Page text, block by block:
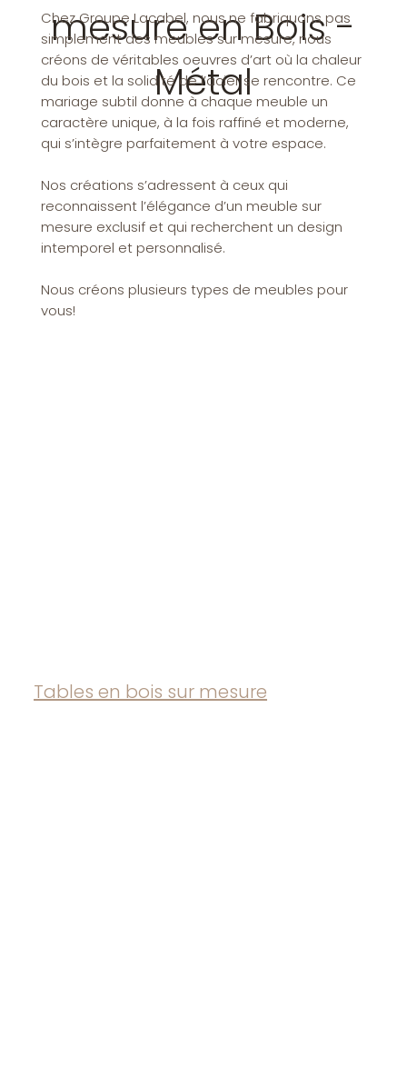
mesure en Bois -
Métal
Chez Groupe Lacabel, nous ne fabriquons pas
simplement des meubles sur mesure, nous
créons de véritables oeuvres d’art où la chaleur
du bois et la solidité de l’acier se rencontre. Ce
mariage subtil donne à chaque meuble un
caractère unique, à la fois raffiné et moderne,
qui s’intègre parfaitement à votre espace.
Nos créations s’adressent à ceux qui
reconnaissent l’élégance d’un meuble sur
mesure exclusif et qui recherchent un design
intemporel et personnalisé.
Nous créons plusieurs types de meubles pour
vous!
Tables en bois sur mesure